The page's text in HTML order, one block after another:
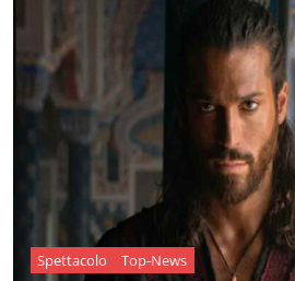
Spettacolo Top-News